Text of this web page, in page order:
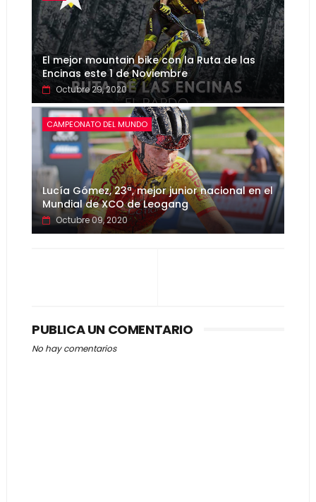
El mejor mountain bike con la Ruta de las
Encinas este 1 de Noviembre
Octubre 29, 2020
CAMPEONATO DEL MUNDO
Lucía Gómez, 23ª, mejor junior nacional en el
Mundial de XCO de Leogang
Octubre 09, 2020
PUBLICA UN COMENTARIO
No hay comentarios